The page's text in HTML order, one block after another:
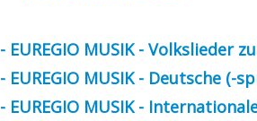
- EUREGIO MUSIK - Volkslieder
- EUREGIO MUSIK - Deutsche (-
- EUREGIO MUSIK -